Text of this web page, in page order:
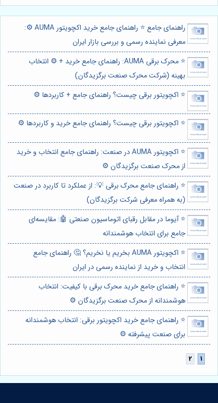
راهنمای جامع ⭐️ راهنمای جامع خرید اکچویتور AUMA ⚙️:
معرفی نماینده رسمی و بررسی بازار ایران
⭐️ محرک برقی AUMA: راهنمای جامع خرید + ⚙️ انتخاب
بهینه (شرکت محرک صنعت برگزیدگان)
⭐️ اکچویتور برقی چیست؟ راهنمای جامع + کاربردها ⚙️
⭐️ اکچویتور برقی چیست؟ راهنمای جامع خرید و کاربردها ⚙️
⭐️ اکچویتور AUMA در صنعت: راهنمای جامع انتخاب و خرید
از محرک صنعت برگزیدگان ⚙️
⭐️ راهنمای جامع محرک برقی 💡: از عملکرد تا کاربرد در صنعت
(به همراه معرفی شرکت برگزیدگان)
⭐️ آیوما در مقابل رقبای اتوماسیون صنعتی 🤖: مقایسه‌ای
جامع برای انتخاب هوشمندانه
⭐️ اکچویتور AUMA بخریم یا نخریم؟ 🤔 راهنمای جامع
انتخاب و خرید از نماینده رسمی در ایران
⭐️ راهنمای جامع خرید محرک برقی با کیفیت: انتخاب
هوشمندانه از محرک صنعت برگزیدگان ⚙️
⭐️ راهنمای جامع خرید اکچویتور برقی: انتخاب هوشمندانه
برای صنعت پیشرفته ⚙️